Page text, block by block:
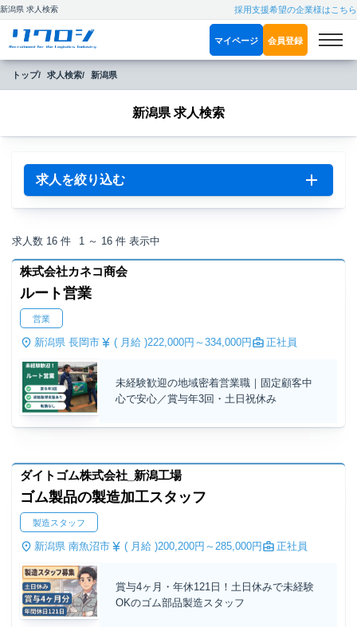
新潟県 求人検索 採用支援希望の企業様はこちら
マイページ 会員登録
トップ 求人検索 新潟県
新潟県 求人検索
求人を絞り込む
求人数 16 件 1 ～ 16 件 表示中
株式会社カネコ商会
ルート営業
営業
新潟県 長岡市 ( 月給 )222,000円～ 334,000円 正社員
未経験歓迎の地域密着営業職｜固定顧客中
心で安心／賞与年3回・土日祝休み
ダイトゴム株式会社_新潟工場
ゴム製品の製造加工スタッフ
製造スタッフ
新潟県 南魚沼市 ( 月給 )200,200円～ 285,000円 正社員
賞与4ヶ月・年休121日！土日休みで未経験
OKのゴム部品製造スタッフ